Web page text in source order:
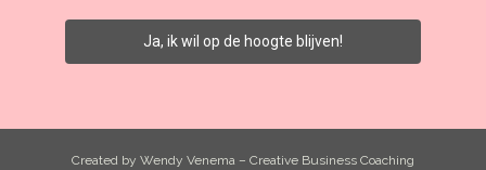
Ja, ik wil op de hoogte blijven!
Created by Wendy Venema – Creative Business Coaching